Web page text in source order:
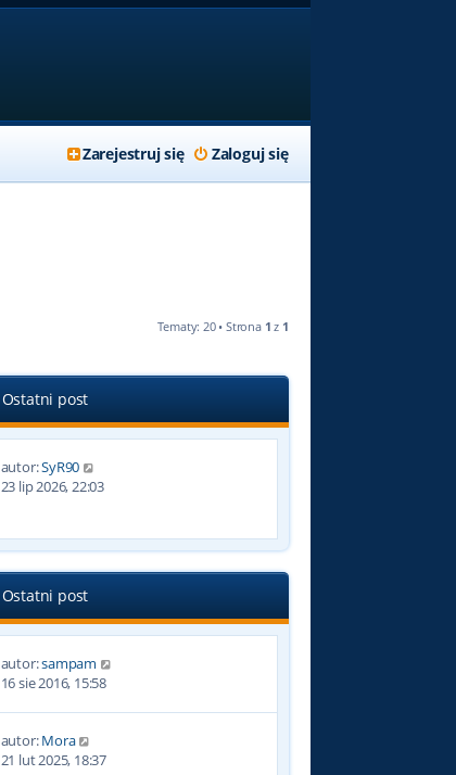
Zaloguj się
Zarejestruj się
Tematy: 20 • Strona 1 z 1
Ostatni post
autor:SyR90
23 lip 2026, 22:03
Ostatni post
autor:sampam
16 sie 2016, 15:58
autor:Mora
21 lut 2025, 18:37